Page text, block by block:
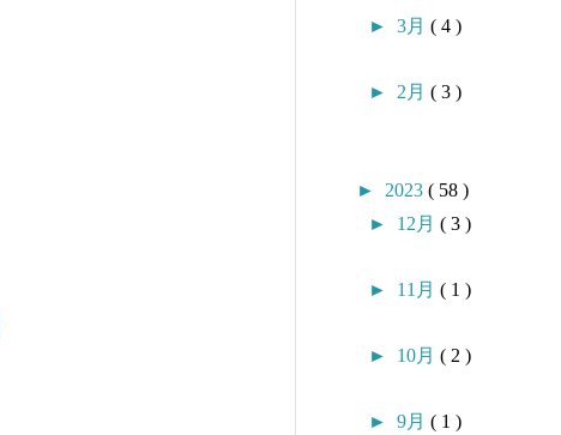
► 3月 ( 4 )
► 2月 ( 3 )
► 2023 ( 58 )
► 12月 ( 3 )
► 11月 ( 1 )
► 10月 ( 2 )
► 9月 ( 1 )